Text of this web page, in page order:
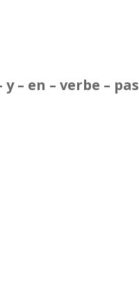
– en – verbe – pas